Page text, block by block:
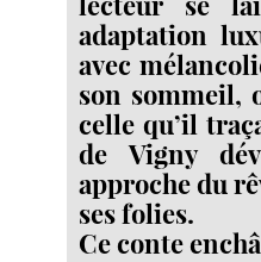
adaptation
avec
son sommeil,
celle qu’il
de Vigny
approche du
ses folies.
Ce conte